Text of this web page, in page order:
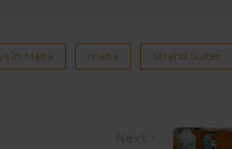
in Malta malta
Strand Suites